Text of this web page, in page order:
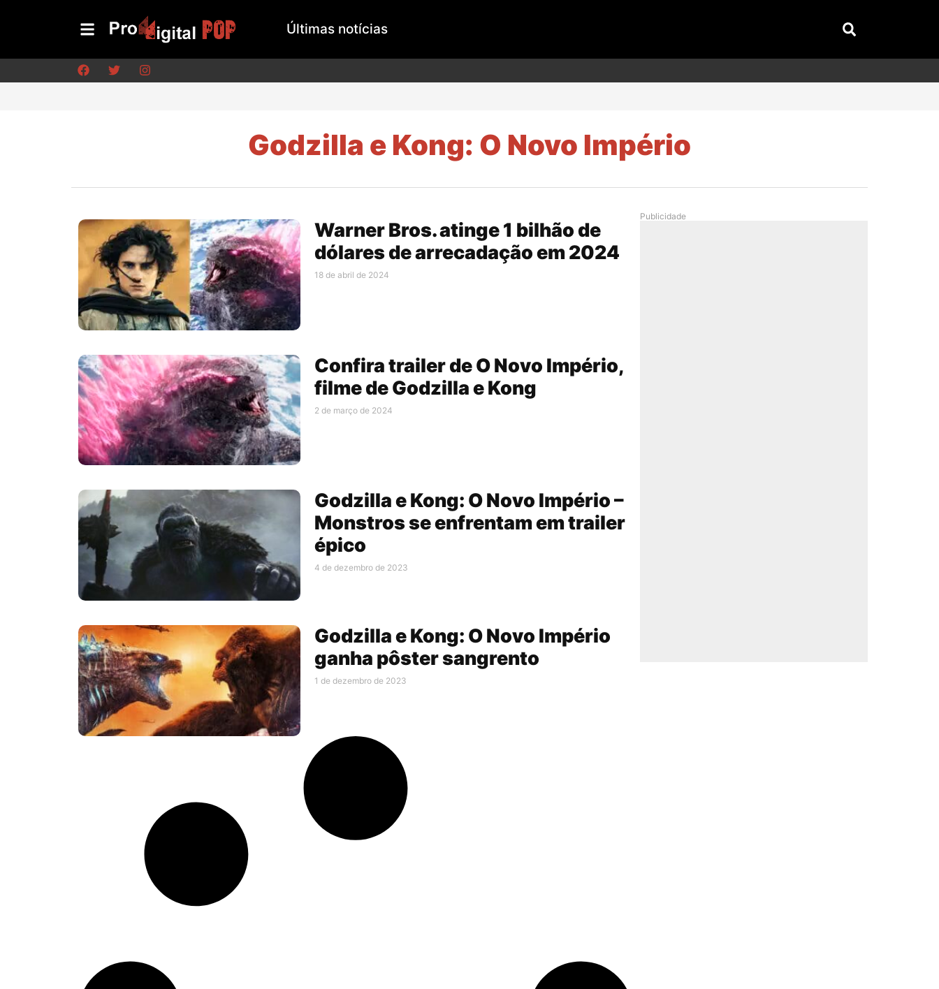
Últimas notícias
Godzilla e Kong: O Novo Império
Warner Bros. atinge 1 bilhão de
dólares de arrecadação em 2024
18 de abril de 2024
Confira trailer de O Novo Império,
filme de Godzilla e Kong
2 de março de 2024
Godzilla e Kong: O Novo Império –
Monstros se enfrentam em trailer
épico
4 de dezembro de 2023
Godzilla e Kong: O Novo Império
ganha pôster sangrento
1 de dezembro de 2023
Publicidade